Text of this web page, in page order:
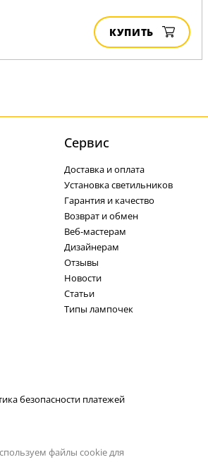
КУПИТЬ
Cервис
Доставка и оплата
Установка светильников
Гарантия и качество
Возврат и обмен
Веб-мастерам
Дизайнерам
Отзывы
Новости
Статьи
Типы лампочек
безопасности платежей
файлы cookie для